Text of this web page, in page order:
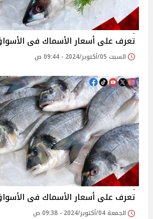
تعرف على أسعار الأسماك فى
السبت 05/أكتوبر/2024 - 09:44 ص
تعرف على أسعار الأسماك فى
الجمعة 04/أكتوبر/2024 - 09:38 ص